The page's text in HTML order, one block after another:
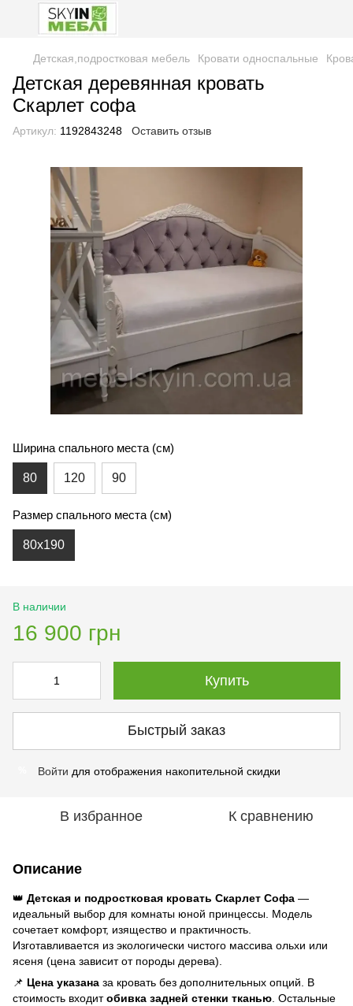
Детская,подростковая мебель Кровати односпальные
Детская деревянная кровать
Скарлет софа
Артикул: 1192843248 Оставить отзыв
Ширина спального места (см)
80 120 90
Размер спального места (см)
80х190
В наличии
16 900 грн
Купить
Быстрый заказ
Войти для отображения накопительной скидки
В избранное К сравнению
Описание
👑 Детская и подростковая кровать Скарлет Софа —
идеальный выбор для комнаты юной принцессы. Модель
сочетает комфорт, изящество и практичность.
Изготавливается из экологически чистого массива ольхи или
ясеня (цена зависит от породы дерева).
📌 Цена указана за кровать без дополнительных опций. В
стоимость входитобивка задней стенки тканью . Остальные